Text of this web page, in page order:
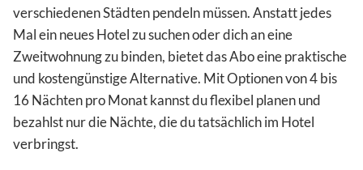
verschiedenen Städten pendeln müssen. Anstatt jedes
Mal ein neues Hotel zu suchen oder dich an eine
Zweitwohnung zu binden, bietet das Abo eine praktische
und kostengünstige Alternative. Mit Optionen von 4 bis
16 Nächten pro Monat kannst du flexibel planen und
bezahlst nur die Nächte, die du tatsächlich im Hotel
verbringst.